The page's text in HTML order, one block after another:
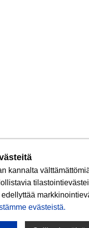
kannalta
evästeistä.​​​​​​